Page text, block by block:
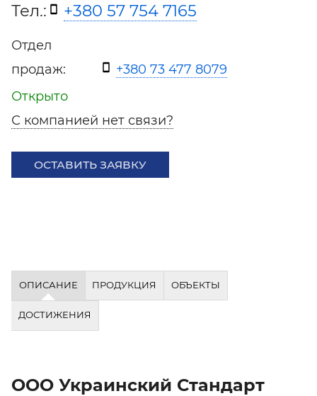
Тел.:
+380 57 754 7165
Отдел
продаж:
+380 73 477 8079
Открыто
С компанией нет связи?
ОСТАВИТЬ ЗАЯВКУ
ОПИСАНИЕ ПРОДУКЦИЯ ОБЪЕКТЫ
ДОСТИЖЕНИЯ
ООО Украинский Стандарт